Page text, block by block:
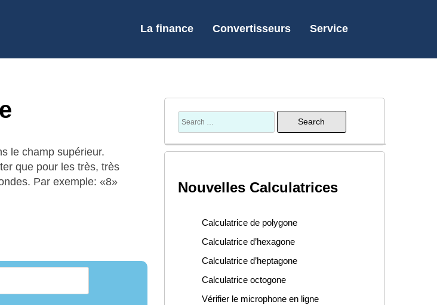
La finance Convertisseurs Service
le champ supérieur.
que pour les très, très
Par exemple: «8»
Nouvelles Calculatrices
Calculatrice de polygone
Calculatrice d’hexagone
Calculatrice d’heptagone
Calculatrice octogone
Vérifier le microphone en ligne